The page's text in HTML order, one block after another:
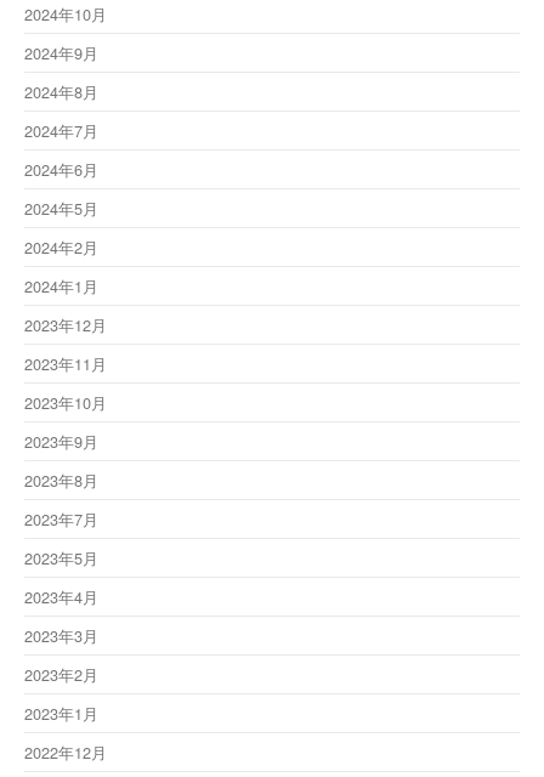
2024年10月
2024年9月
2024年8月
2024年7月
2024年6月
2024年5月
2024年2月
2024年1月
2023年12月
2023年11月
2023年10月
2023年9月
2023年8月
2023年7月
2023年5月
2023年4月
2023年3月
2023年2月
2023年1月
2022年12月